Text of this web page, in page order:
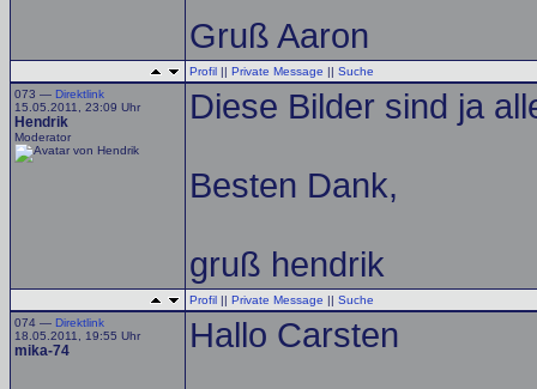
Gruß Aaron
Profil || Private Message || Suche
073 — Direktlink
15.05.2011, 23:09 Uhr
Hendrik
Moderator
Diese Bilder sind ja
Besten Dank,
gruß hendrik
Profil || Private Message || Suche
074 — Direktlink
18.05.2011, 19:55 Uhr
mika-74 Hallo Carsten